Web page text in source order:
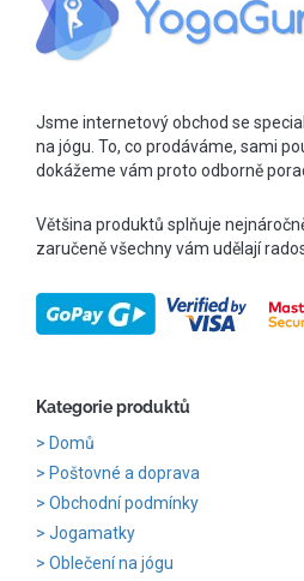
Jsme internetový obchod se
na jógu. To, co prodáváme, sami
dokážeme vám proto odborně
Většina produktů splňuje
zaručeně všechny vám udělají
Kategorie produktů
Domů
Poštovné a doprava
Obchodní podmínky
Jogamatky
Oblečení na jógu